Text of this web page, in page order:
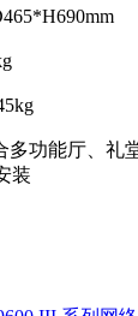
功能厅、礼
装